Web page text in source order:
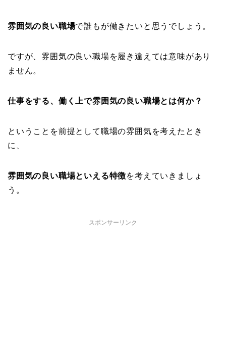
雰囲気の良い職場で誰もが働きたいと思うでしょう。
ですが、雰囲気の良い職場を履き違えては意味があり
ません。
仕事をする、働く上で雰囲気の良い職場とは何か？
ということを前提として職場の雰囲気を考えたとき
に、
雰囲気の良い職場といえる特徴を考えていきましょ
う。
スポンサーリンク